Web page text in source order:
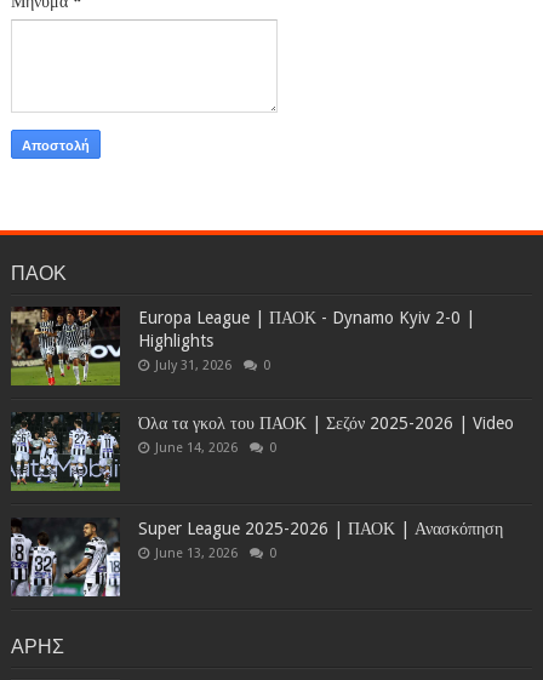
ΠΑΟΚ
Europa League | ΠΑΟΚ - Dynamo Kyiv 2-0 |
Highlights
July 31, 2026 0
Όλα τα γκολ του ΠΑΟΚ | Σεζόν 2025-2026 | Video
June 14, 2026 0
Super League 2025-2026 | ΠΑΟΚ | Ανασκόπηση
June 13, 2026 0
ΑΡΗΣ